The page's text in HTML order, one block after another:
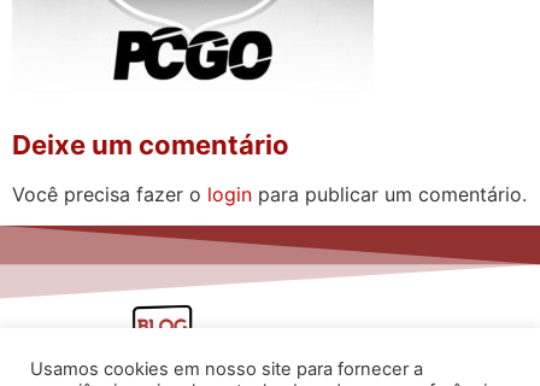
Deixe um comentário
Você precisa fazer o login para publicar um comentário.
Usamos cookies em nosso site para fornecer a